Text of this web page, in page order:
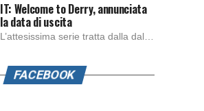
IT: Welcome to Derry, annunciata
la data di uscita
FACEBOOK